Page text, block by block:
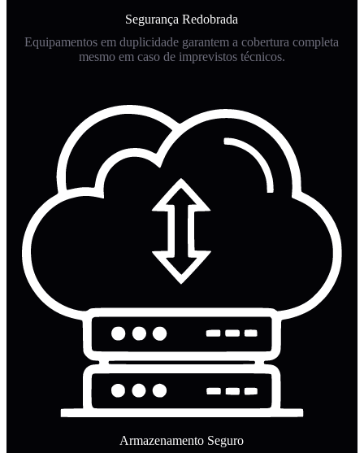
Segurança Redobrada
Equipamentos em duplicidade garantem a cobertura completa
mesmo em caso de imprevistos técnicos.
Armazenamento Seguro